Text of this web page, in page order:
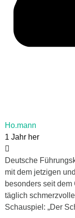
Ho.mann
1 Jahr her
Deutsche
mit dem jetzigen
besonders seit dem
täglich
Schauspiel: „Der